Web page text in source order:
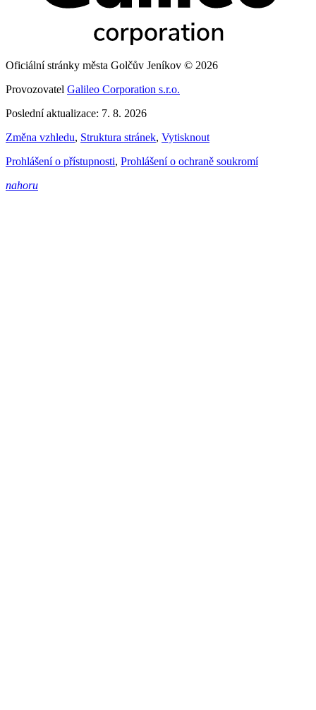
Oficiální stránky města Golčův Jeníkov © 2026
Provozovatel Galileo Corporation s.r.o.
Poslední aktualizace: 7. 8. 2026
Změna vzhledu, Struktura stránek, Vytisknout
Prohlášení o přístupnosti, Prohlášení o ochraně soukromí
nahoru